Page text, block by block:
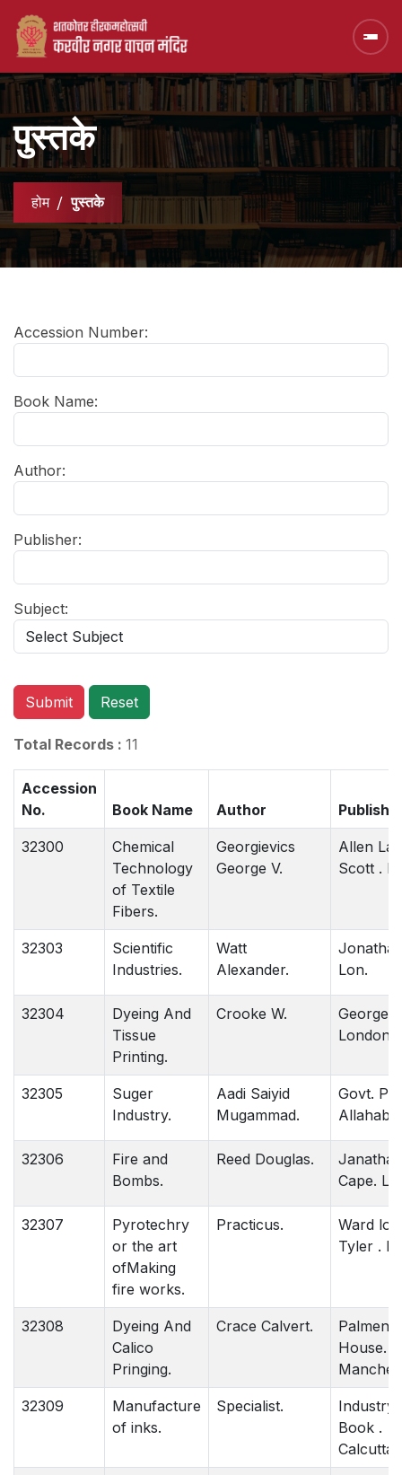
पुस्तके
होम पुस्तके
Accession Number:
Book Name:
Author:
Publisher:
Subject:
Submit Reset
Total Records : 11
Accession
No.
Book Name Author
32300
Chemical
Technology
of Textile
Fibers.
Georgievics
George V.
Allen
Scott .
32303
Scientific
Industries.
Watt
Alexander.
Lon.
32304
Dyeing And
Tissue
Printing.
Crooke W.
George
London.
32305
Suger
Industry.
Aadi Saiyid
Mugammad.
Govt.
32306
Fire and
Bombs.
Reed Douglas.
Janathan
Cape.
32307
Pyrotechry
or the art
ofMaking
fire works.
Practicus.
Ward
Tyler .
32308
Dyeing And
Calico
Pringing.
Crace Calvert.
Palmen &
House.
32309
Manufacture
of inks.
Specialist.
Industry
Book .
Calcutta.